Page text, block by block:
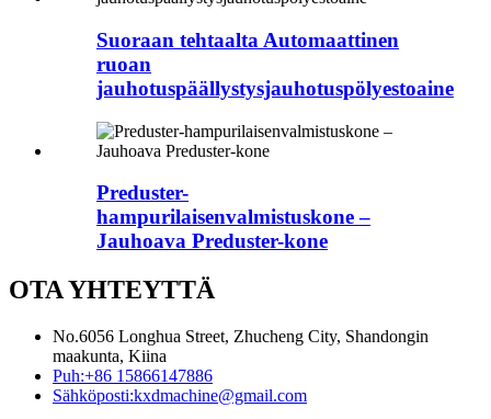
Suoraan tehtaalta Automaattinen
ruoan
jauhotuspäällystysjauhotuspölyestoaine
Preduster-
hampurilaisenvalmistuskone –
Jauhoava Preduster-kone
OTA YHTEYTTÄ
No.6056 Longhua Street, Zhucheng City, Shandongin
maakunta, Kiina
Puh:+86 15866147886
Sähköposti:kxdmachine@gmail.com